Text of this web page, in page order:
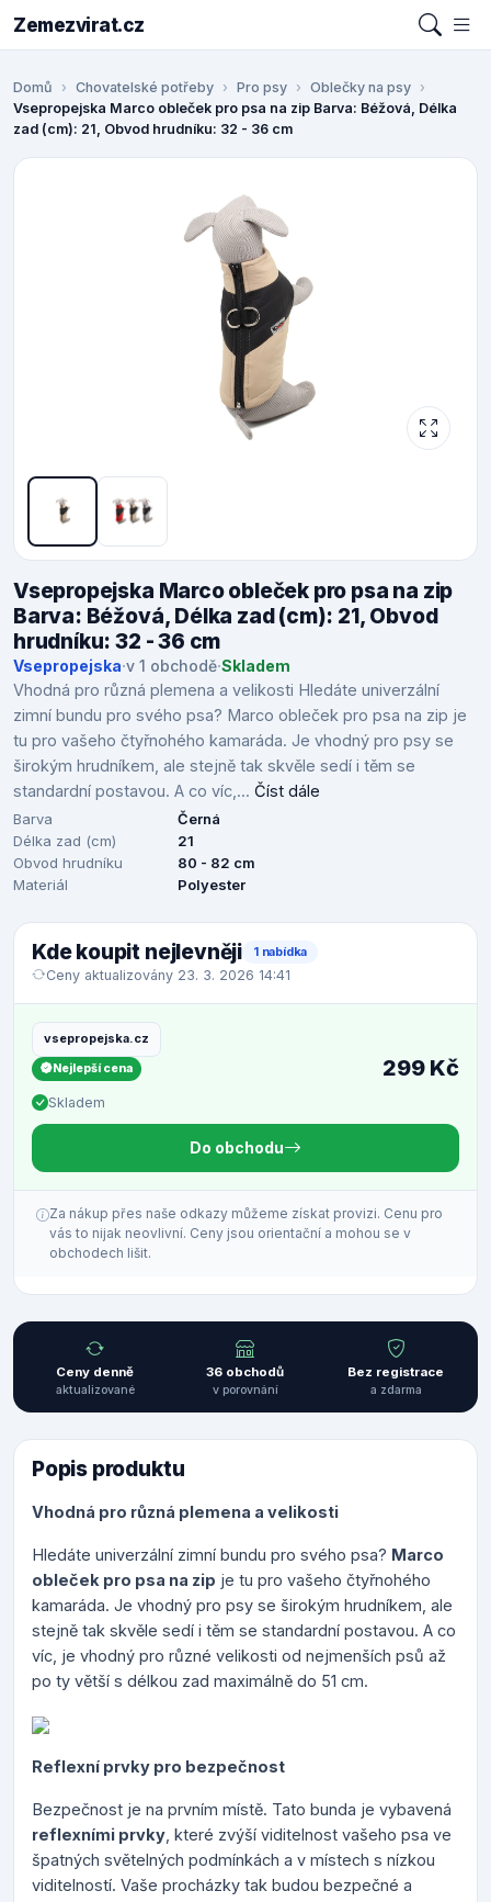
Zemezvirat.cz
Domů Chovatelské potřeby Pro psy
Oblečky na psy
Vsepropejska Marco obleček pro psa na zip Barva: Béžová, Délka
zad (cm): 21, Obvod hrudníku: 32 - 36 cm
Vsepropejska Marco obleček pro psa na zip
Barva: Béžová, Délka zad (cm): 21, Obvod
hrudníku: 32 - 36 cm
Vsepropejska·v 1 obchodě·Skladem
Vhodná pro různá plemena a velikosti Hledáte univerzální
zimní bundu pro svého psa? Marco obleček pro psa na zip je
tu pro vašeho čtyřnohého kamaráda. Je vhodný pro psy se
širokým hrudníkem, ale stejně tak skvěle sedí i těm se
standardní postavou. A co víc,... Číst dále
Barva
Černá
Délka zad (cm)
21
Obvod hrudníku
80 - 82 cm
Materiál
Polyester
Kde koupit nejlevněji 1 nabídka
Ceny aktualizovány 23. 3. 2026 14:41
vsepropejska.cz
Nejlepší cena
Skladem
299 Kč
Do obchodu
Za nákup přes naše odkazy můžeme získat provizi. Cenu pro
vás to nijak neovlivní. Ceny jsou orientační a mohou se v
obchodech lišit.
Ceny denně
aktualizované
36 obchodů
v porovnání
Bez registrace
a zdarma
Popis produktu
Vhodná pro různá plemena a velikosti
Hledáte univerzální zimní bundu pro svého psa? Marco
obleček pro psa na zip je tu pro vašeho čtyřnohého
kamaráda. Je vhodný pro psy se širokým hrudníkem, ale
stejně tak skvěle sedí i těm se standardní postavou. A co
víc, je vhodný pro různé velikosti od nejmenších psů až
po ty větší s délkou zad maximálně do 51 cm.
Reflexní prvky pro bezpečnost
Bezpečnost je na prvním místě. Tato bunda je vybavená
reflexními prvky , které zvýší viditelnost vašeho psa ve
špatných světelných podmínkách a v místech s nízkou
viditelností. Vaše procházky tak budou bezpečné a